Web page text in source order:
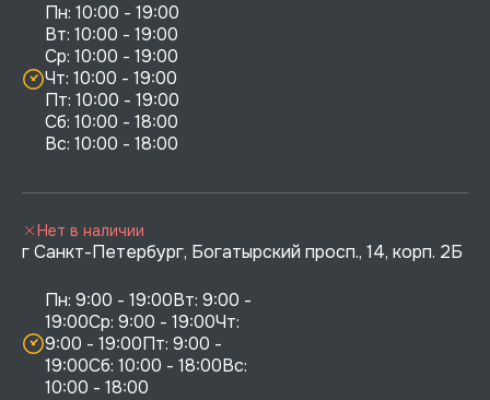
Пн: 10:00 - 19:00
Вт: 10:00 - 19:00
Ср: 10:00 - 19:00
Чт: 10:00 - 19:00
Пт: 10:00 - 19:00
Сб: 10:00 - 18:00
г Санкт-Петербург, Богатырский просп., 14, корп. 2Б
Пн: 9:00 - 19:00Вт: 9:00 -
19:00Ср: 9:00 - 19:00Чт:
9:00 - 19:00Пт: 9:00 -
19:00Сб: 10:00 - 18:00Вс:
10:00 - 18:00
Нет в наличии